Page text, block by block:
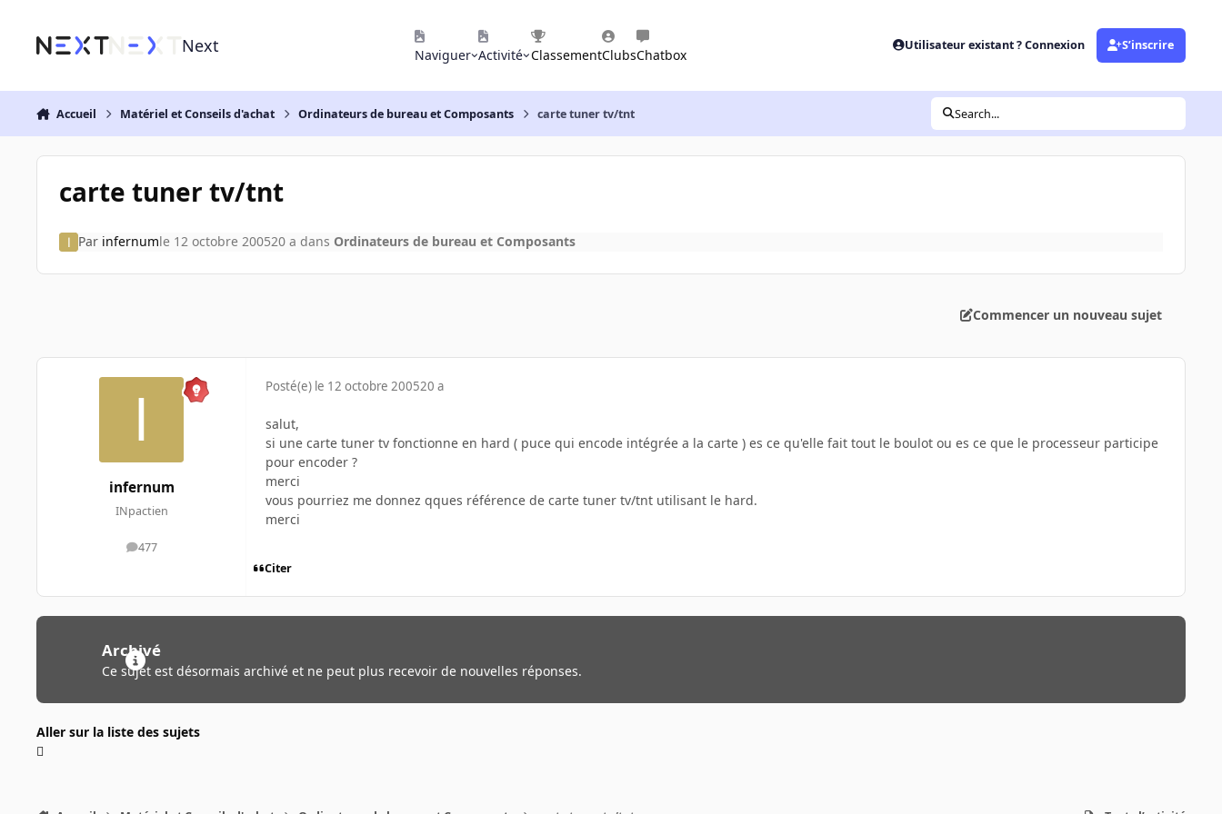
Next Naviguer Activité ClassementClubsChatbox
Utilisateur existant ? Connexion S’inscrire
Accueil Matériel et Conseils d'achat Ordinateurs de bureau et Composants carte tuner tv/tnt Search...
carte tuner tv/tnt
Par infernumle 12 octobre 200520 a dans Ordinateurs de bureau et Composants
Commencer un nouveau sujet
infernum
INpactien
477
messages
Posté(e) le 12 octobre 200520 a
salut,
si une carte tuner tv fonctionne en hard ( puce qui encode intégrée a la carte ) es ce qu'elle fait tout le boulot ou es ce que le processeur participe
pour encoder ?
merci
vous pourriez me donnez qques référence de carte tuner tv/tnt utilisant le hard.
merci
Citer
Archivé
Ce sujet est désormais archivé et ne peut plus recevoir de nouvelles réponses.
Aller sur la liste des sujets